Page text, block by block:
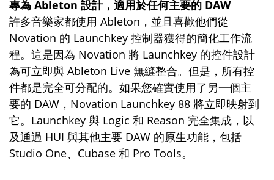
專為 Ableton 設計，適用於任何主要的 DAW
許多音樂家都使用 Ableton，並且喜歡他們從
Novation 的 Launchkey 控制器獲得的簡化工作流
程。這是因為 Novation 將 Launchkey 的控件設計
為可立即與 Ableton Live 無縫整合。但是，所有控
件都是完全可分配的。如果您確實使用了另一個主
要的 DAW，Novation Launchkey 88 將立即映射到
它。Launchkey 與 Logic 和 Reason 完全集成，以
及通過 HUI 與其他主要 DAW 的原生功能，包括
Studio One、Cubase 和 Pro Tools。